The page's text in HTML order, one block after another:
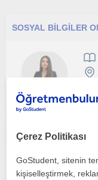
SOSYAL BİLGİLER
Çerez Politikası
GoStudent, sitenin
kişiselleştirmek,